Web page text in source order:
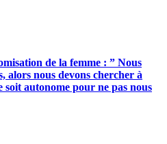
de la femme : ” Nous
alors nous devons chercher à
autonome pour ne pas nous